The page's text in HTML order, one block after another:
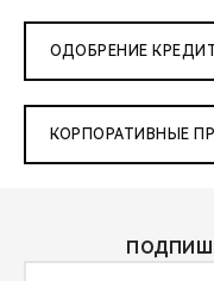
ОДОБРЕНИЕ
КОРПОРАТИВНЫЕ